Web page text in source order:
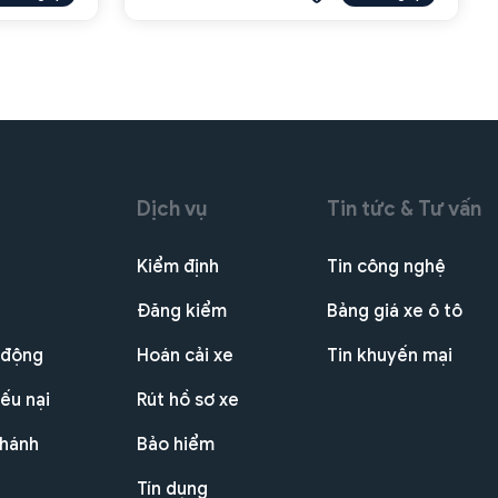
nại
Dịch vụ
Kiểm định
Đăng kiểm
Hoán cải xe
Rút hồ sơ xe
Bảo hiểm
Tín dụng
Tin tức & Tư vấn
Tin công nghệ
Bảng giá xe ô tô
Tin khuyến mại